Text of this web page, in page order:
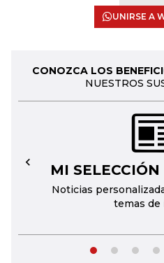
UNIRSE A
CONOZCA LOS
NUESTROS
MI
Noticias
temas de
←